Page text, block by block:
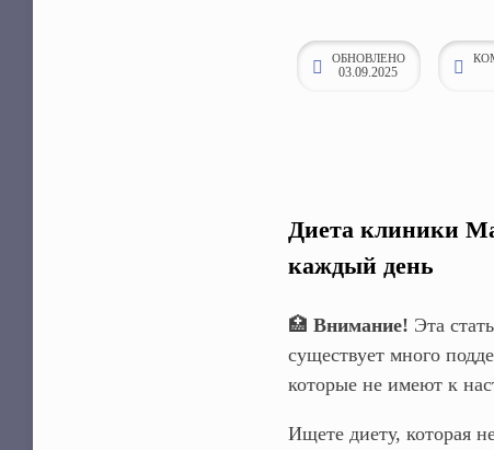
ОБНОВЛЕНО
03.09.2025
Диета клиники
каждый день
🏥 Внимание! Эта
существует много
которые не имеют к
Ищете диету, которая